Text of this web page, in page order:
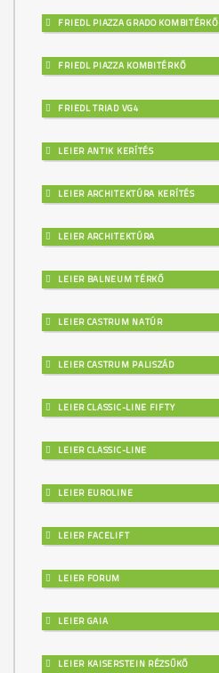
FRIEDL PIAZZA GRADO KOMBITÉRKŐ
FRIEDL PIAZZA KOMBITÉRKŐ
FRIEDL TRIAD VG4
LEIER ANTIK KERÍTÉS
LEIER ARCHITEKTÚRA KERÍTÉS
LEIER ARCHITEKTÚRA
LEIER BALNEUM TÉRKŐ
LEIER CASTRUM NATÚR
LEIER CASTRUM PALISZÁD
LEIER CLASSIC-LINE FIFTY
LEIER CLASSIC-LINE
LEIER EUROLINE
LEIER FACELIFT
LEIER FORUM
LEIER GAIA
LEIER KAISERSTEIN RÉZSŰKŐ